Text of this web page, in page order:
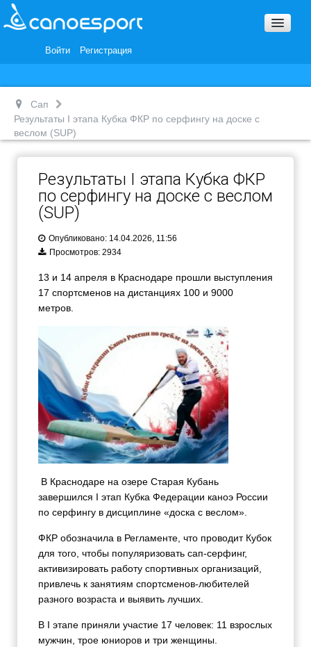
Войти Регистрация
Награды и Благодарности
Сап
Результаты I этапа Кубка ФКР по серфингу на доске с
веслом (SUP)
Результаты I этапа Кубка ФКР
по серфингу на доске с веслом
(SUP)
Опубликовано: 14.04.2026, 11:56
Просмотров: 2934
13 и 14 апреля в Краснодаре прошли выступления
17 спортсменов на дистанциях 100 и 9000
метров.
В Краснодаре на озере Старая Кубань
завершился I этап Кубка Федерации каноэ России
по серфингу в дисциплине «доска с веслом»
ФКР обозначила в Регламенте, что проводит Кубок
для того, чтобы популяризовать сап-серфинг,
активизировать работу спортивных организаций,
привлечь к занятиям спортсменов-любителей
разного возраста и выявить лучших.
В I этапе приняли участие 17 человек: 11 взрослых
мужчин, трое юниоров и три женщины.